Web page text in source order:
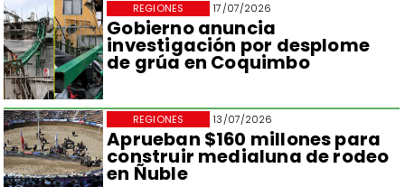
17/07/2026
Gobierno anuncia
investigación por desplome
de grúa en Coquimbo
REGIONES
13/07/2026
Aprueban $160 millones para
construir medialuna de rodeo
en Ñuble
REGIONES